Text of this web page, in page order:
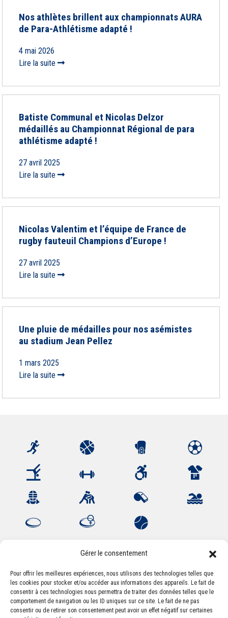
Gérer le consentement
Pour offrir les meilleures expériences, nous utilisons des technologies telles que
les cookies pour stocker et/ou accéder aux informations des appareils. Le fait de
consentir à ces technologies nous permettra de traiter des données telles que le
comportement de navigation ou les ID uniques sur ce site. Le fait de ne pas
consentir ou de retirer son consentement peut avoir un effet négatif sur certaines
Nos athlètes brillent aux championnats AURA
de Para-Athlétisme adapté !
4 mai 2026
Lire la suite
Batiste Communal et Nicolas Delzor
médaillés au Championnat Régional de para
athlétisme adapté !
27 avril 2025
Lire la suite
Nicolas Valentim et l’équipe de France de
rugby fauteuil Champions d’Europe !
27 avril 2025
Lire la suite
Une pluie de médailles pour nos asémistes
au stadium Jean Pellez
1 mars 2025
Lire la suite
Association Sportive Montferrandaise
84, boulevard Léon Jouhaux
CS 80221 - 63021 Clermont-Ferrand Cedex 2